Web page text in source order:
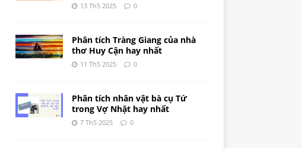
13 Th5 2025 0
Phân tích Tràng Giang của nhà
thơ Huy Cận hay nhất
11 Th5 2025 0
Phân tích nhân vật bà cụ Tứ
trong Vợ Nhặt hay nhất
7 Th5 2025 0